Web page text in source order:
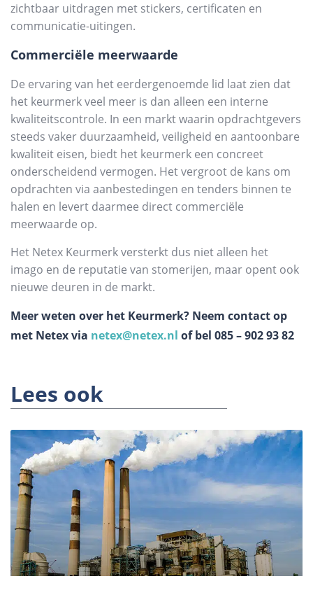
zichtbaar uitdragen met stickers, certificaten en
communicatie-uitingen.
Commerciële meerwaarde
De ervaring van het eerdergenoemde lid laat zien dat
het keurmerk veel meer is dan alleen een interne
kwaliteitscontrole. In een markt waarin opdrachtgevers
steeds vaker duurzaamheid, veiligheid en aantoonbare
kwaliteit eisen, biedt het keurmerk een concreet
onderscheidend vermogen. Het vergroot de kans om
opdrachten via aanbestedingen en tenders binnen te
halen en levert daarmee direct commerciële
meerwaarde op.
Het Netex Keurmerk versterkt dus niet alleen het
imago en de reputatie van stomerijen, maar opent ook
nieuwe deuren in de markt.
Meer weten over het Keurmerk? Neem contact op
met Netex via netex@netex.nl of bel 085 – 902 93 82
Lees ook